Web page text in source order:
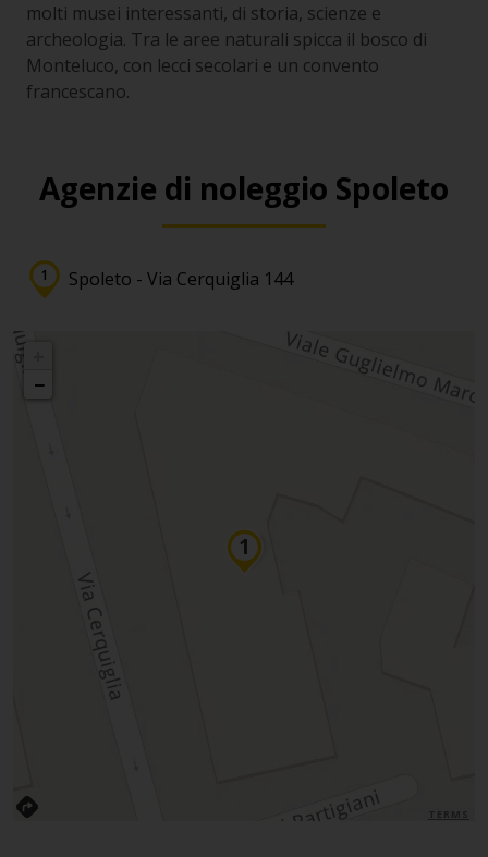
molti musei interessanti, di storia, scienze e
archeologia. Tra le aree naturali spicca il bosco di
Monteluco, con lecci secolari e un convento
francescano.
Agenzie di noleggio Spoleto
Spoleto - Via Cerquiglia 144
−